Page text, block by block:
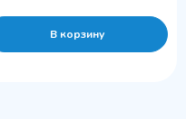
В корзину